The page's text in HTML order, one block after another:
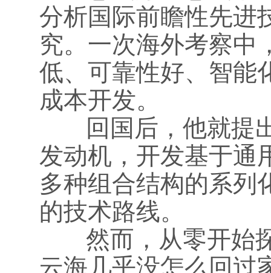
分析国际前瞻性先进
究。一次海外考察中
低、可靠性好、智能
成本开发。
回国后，他就提出
发动机，开发基于通
多种组合结构的系列
的技术路线。
然而，从零开始探
云海几乎没怎么回过